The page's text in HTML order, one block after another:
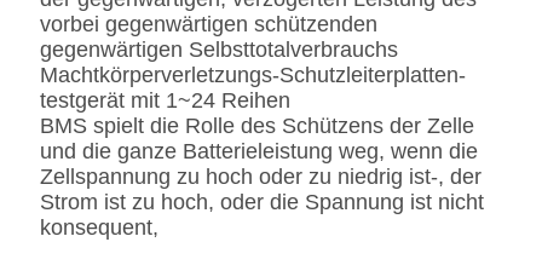
vorbei gegenwärtigen schützenden
gegenwärtigen Selbsttotalverbrauchs
Machtkörperverletzungs-Schutzleiterplatten-
testgerät mit 1~24 Reihen
BMS spielt die Rolle des Schützens der Zelle
und die ganze Batterieleistung weg, wenn die
Zellspannung zu hoch oder zu niedrig ist-, der
Strom ist zu hoch, oder die Spannung ist nicht
konsequent,